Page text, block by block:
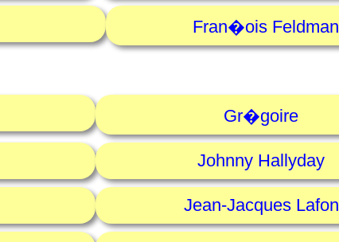
Fran�ois Feldman
Gr�goire
Johnny Hallyday
Jean-Jacques Lafon